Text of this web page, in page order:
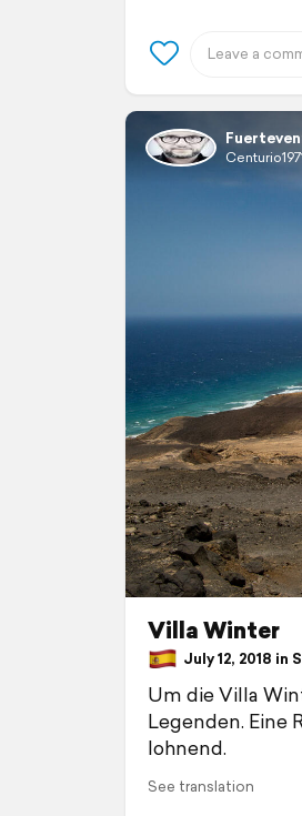
Villa Winter
July 12, 2018 in
Um die Villa
Legenden. Eine
lohnend.
See translation